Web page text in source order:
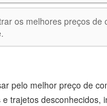
os melhores preços
pelo melhor preço de
trajetos